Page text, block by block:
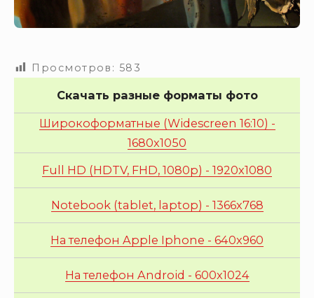
Просмотров: 583
Скачать разные форматы фото
Широкоформатные (Widescreen 16:10) -
1680x1050
Full HD (HDTV, FHD, 1080p) - 1920x1080
Notebook (tablet, laptop) - 1366x768
На телефон Apple Iphone - 640x960
На телефон Android - 600x1024